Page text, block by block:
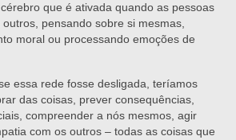
que é ativada quando as pessoas
pensando sobre si mesmas,
moral ou processando emoções de
essa rede fosse desligada, teríamos
das coisas, prever consequências,
compreender a nós mesmos, agir
com os outros – todas as coisas que